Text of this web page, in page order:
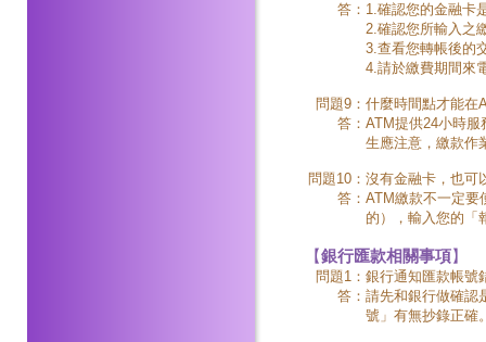
答： 1.確認您的金融卡
2.確認您所輸入之
3.查看您轉帳後的
4.請於繳費期間來
問題9： 什麼時間點才能在
答： ATM提供24小時
生應注意，繳款作
問題10： 沒有金融卡，也可
答： ATM繳款不一定要
的），輸入您的「
【銀行匯款相關事項】
問題1： 銀行通知匯款帳號
答： 請先和銀行做確認
號」有無抄錄正確